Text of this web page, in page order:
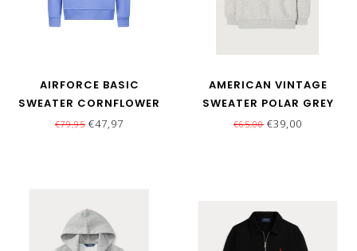
AIRFORCE BASIC
SWEATER CORNFLOWER
BLUE\WHITE
€79,95 €47,97
AMERICAN VINTAGE
SWEATER POLAR GREY
€65,00 €39,00